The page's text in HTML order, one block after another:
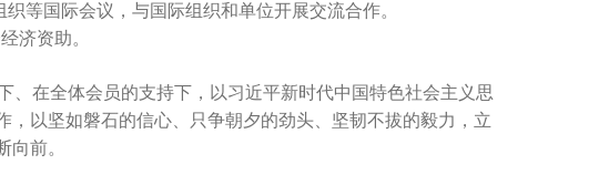
国际会议，与国际组织和单位开展交流合作。
济资助。
在全体会员的支持下，以习近平新时代中国特色社会主义思
以坚如磐石的信心、只争朝夕的劲头、坚韧不拔的毅力，立
前。